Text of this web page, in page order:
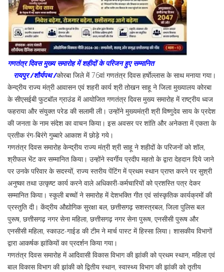
गणतंत्र दिवस मुख्य समारोह में शहीदों के परिजन हुए सम्मानित
रायपुर /शौर्यपथ /कोरबा जिले में 76वां गणतंत्र दिवस हर्षाेल्लास के साथ मनाया गया।
केन्द्रीय राज्य मंत्री आवासन एवं शहरी कार्य श्री तोखन साहू ने जिला मुख्यालय कोरबा
के सीएसईबी फुटबॉल ग्राउंड में आयोजित गणतंत्र दिवस मुख्य समारोह में राष्ट्रीय ध्वज
फहराया और संयुक्त परेड की सलामी ली। उन्होंने मुख्यमंत्री श्री विष्णुदेव साय के प्रदेश
की जनता के नाम संदेश का वाचन किया। इस अवसर पर शांति और अनेकता में एकता के
प्रतीक रंग-बिरंगे गुब्बारे आकाश में छोड़े गये।
गणतंत्र दिवस समारोह केन्द्रीय राज्य मंत्री श्री साहू ने शहीदों के परिजनों को शॉल,
श्रीफल भेंट कर सम्मानित किया। उन्होंने स्वर्गीय प्रदीप महतो के द्वारा देहदान दिये जाने
पर उनके परिवार के सदस्यों, राज्य स्तरीय पेंटिंग में प्रथम स्थान प्राप्त करने पर सुश्री
अनुष्का तथा उत्कृष्ट कार्य करने वाले अधिकारी-कर्मचारियों को प्रशस्ति पत्र देकर
सम्मानित किया। स्कूली बच्चों ने समारोह में देशभक्ति गीत एवं सांस्कृतिक कार्यक्रमों की
प्रस्तुति दी। केंद्रीय औद्योगिक सुरक्षा बल, छत्तीसगढ़ सशस्त्रबल, जिला पुलिस बल
पुरूष, छत्तीसगढ़ नगर सेना महिला, छत्तीसगढ़ नगर सेना पुरूष, एनसीसी पुरूष और
एनसीसी महिला, स्काउट-गाईड की टीम ने मार्च पास्ट में हिस्सा लिया। शासकीय विभागों
द्वारा आकर्षक झांकियों का प्रदर्शन किया गया।
गणतंत्र दिवस समारोह में आदिवासी विकास विभाग की झांकी को प्रथम स्थान, महिला एवं
बाल विकास विभाग की झांकी को द्वितीय स्थान, स्वास्थ्य विभाग की झांकी को तृतीय